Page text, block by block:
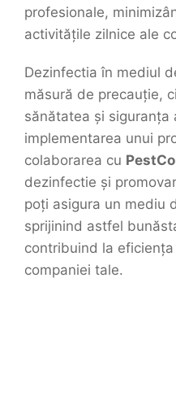
profesionale,
activitățile zilnice ale
Dezinfectia în mediul
măsură de precauție,
sănătatea și siguranța
implementarea unui
colaborarea cu
dezinfectie și
poți asigura un mediu
sprijinind astfel
contribuind la
companiei tale.